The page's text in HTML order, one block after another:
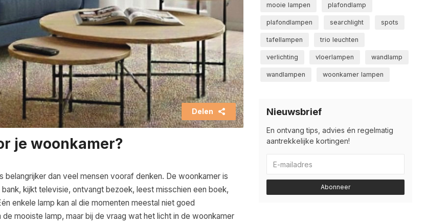
Delen
je woonkamer?
belangrijker dan veel mensen vooraf denken. De woonkamer is
kijkt televisie, ontvangt bezoek, leest misschien een boek,
enkele lamp kan al die momenten meestal niet goed
mooiste lamp, maar bij de vraag wat het licht in de woonkamer
mooie lampen plafondlamp
plafondlampen searchlight spots
tafellampen trio leuchten
verlichting vloerlampen wandlamp
wandlampen woonkamer lampen
Nieuwsbrief
En ontvang tips, advies én regelmatig
aantrekkelijke kortingen!
Abonneer